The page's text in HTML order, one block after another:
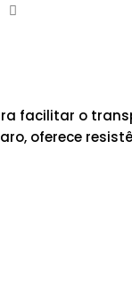
facilitar o
oferece